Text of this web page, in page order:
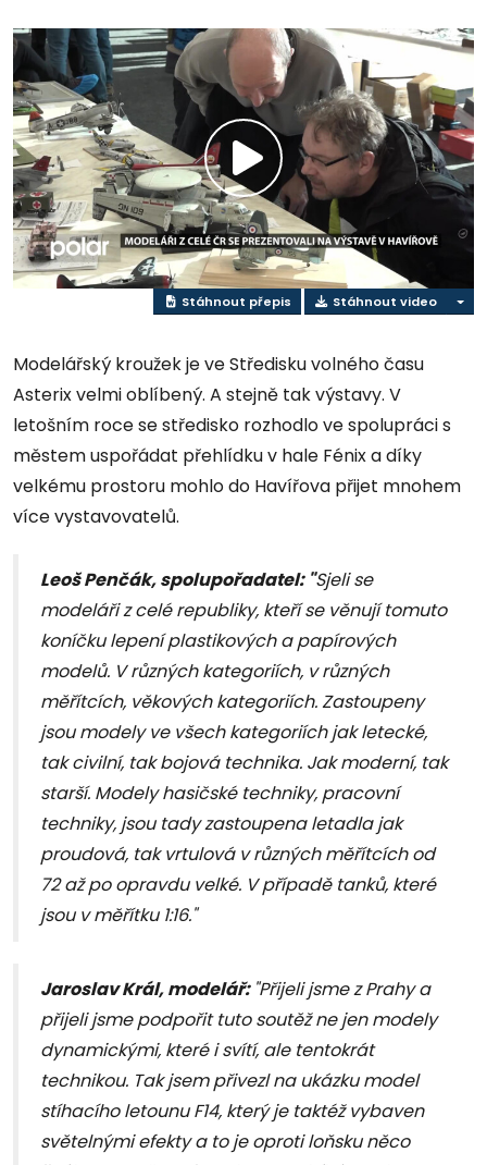
Přehrát
video
Stáhnout přepis Stáhnout video
Modelářský kroužek je ve Středisku volného času
Asterix velmi oblíbený. A stejně tak výstavy. V
letošním roce se středisko rozhodlo ve spolupráci s
městem uspořádat přehlídku v hale Fénix a díky
velkému prostoru mohlo do Havířova přijet mnohem
více vystavovatelů.
Leoš Penčák, spolupořadatel: "Sjeli se
modeláři z celé republiky, kteří se věnují tomuto
koníčku lepení plastikových a papírových
modelů. V různých kategoriích, v různých
měřítcích, věkových kategoriích. Zastoupeny
jsou modely ve všech kategoriích jak letecké,
tak civilní, tak bojová technika. Jak moderní, tak
starší. Modely hasičské techniky, pracovní
techniky, jsou tady zastoupena letadla jak
proudová, tak vrtulová v různých měřítcích od
72 až po opravdu velké. V případě tanků, které
jsou v měřítku 1:16."
Jaroslav Král, modelář: "Přijeli jsme z Prahy a
přijeli jsme podpořit tuto soutěž ne jen modely
dynamickými, které i svítí, ale tentokrát
technikou. Tak jsem přivezl na ukázku model
stíhacího letounu F14, který je taktéž vybaven
světelnými efekty a to je oproti loňsku něco